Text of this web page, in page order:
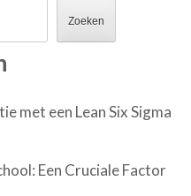
Zoeken
met een Lean Six Sigma
Een Cruciale Factor